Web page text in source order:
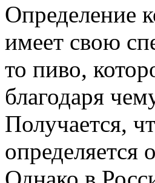
Определение
имеет свою
то пиво,
благодаря
Получается,